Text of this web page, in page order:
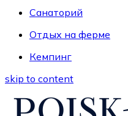
Санаторий
Отдых на ферме
Кемпинг
skip to content